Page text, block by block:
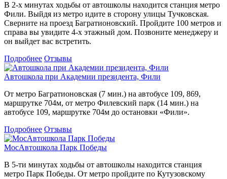
В 2-х минутах ходьбы от автошколы находится станция метро
Фили. Выйдя из метро идите в сторону улицы Тучковская.
Сверните на проезд Багратионовский. Пройдите 100 метров и
справа вы увидите 4-х этажный дом. Позвоните менеджеру и
он выйдет вас встретить.
Подробнее Отзывы
Автошкола при Академии президента, Фили
От метро Багратионовская (7 мин.) на автобусе 109, 869,
маршрутке 704м, от метро Филевский парк (14 мин.) на
автобусе 109, маршрутке 704м до остановки «Фили».
Подробнее Отзывы
МосАвтошкола Парк Победы
В 5-ти минутах ходьбы от автошколы находится станция
метро Парк Победы. От метро пройдите по Кутузовскому